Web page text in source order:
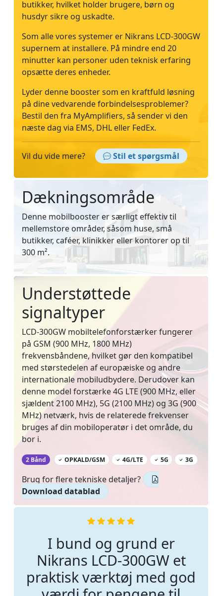
butikker, hvilket holder brugere, børn og
husdyr sikre og uskadte.
Som alle vores systemer er Nikrans LCD-300GW
supernem at installere. På mindre end 20
minutter kan personer uden teknisk erfaring
opsætte deres enheder.
Lyder denne booster som en kraftfuld løsning
på dine vedvarende forbindelsesproblemer?
Bestil den fra MyAmplifiers, så sender vi den
næste dag via EMS, DHL eller FedEx.
Vil du vide mere? Stil et spørgsmål
Dækningsområde
Denne mobilbooster er særligt effektiv til
mellemstore områder, såsom huse, små
butikker, caféer, klinikker eller kontorer op til
300 m².
Understøttede
signaltyper
LCD-300GW mobiltelefonforstærker fungerer
på GSM (900 MHz, 1800 MHz)
frekvensbåndene, hvilket gør den kompatibel
med størstedelen af europæiske og andre
internationale mobiludbydere. Derudover kan
denne model forstærke 4G LTE (900 MHz, eller
sjældent 2100 MHz), 5G (2100 MHz) og 3G (900
MHz) netværk, hvis de relaterede frekvenser
bruges af din mobiloperatør i det område, du
bor i.
2 Bånd ‌ OPKALD/GSM 4G/LTE 5G 3G
Brug for flere tekniske detaljer?
Download datablad
I bund og grund er
Nikrans LCD-300GW et
praktisk værktøj med god